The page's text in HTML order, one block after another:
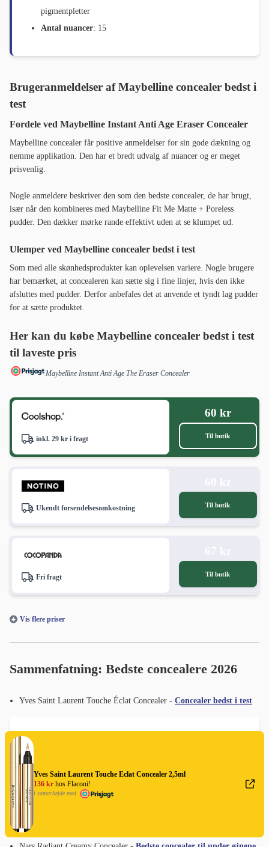
Yves Saint Laurent Touche Eclat Concealer 2,5ml
136 kr hos Flaconi!
i samarbejde med
pigmentpletter
Antal nuancer: 15
Brugeranmeldelser af Maybelline concealer bedst i
test
Fordele ved Maybelline Instant Anti Age Eraser Concealer
Maybelline concealer får positive anmeldelser for sin gode dækning og
nemme applikation. Den har et bredt udvalg af nuancer og er meget
prisvenlig.
Nogle anmeldere beskriver den som den bedste concealer, de har brugt,
især når den kombineres med Maybelline Fit Me Matte + Poreless
pudder. Den dækker mørke rande effektivt uden at se klumpet ud.
Ulemper ved Maybelline concealer bedst i test
Som med alle skønhedsprodukter kan oplevelsen variere. Nogle brugere
har bemærket, at concealeren kan sætte sig i fine linjer, hvis den ikke
afsluttes med pudder. Derfor anbefales det at anvende et tyndt lag pudder
for at sætte produktet.
Her kan du købe Maybelline concealer bedst i test
til laveste pris
Maybelline Instant Anti Age The Eraser Concealer
inkl. 29 kr i fragt
60 kr
Til butik
Ukendt forsendelsesomkostning Til butik
Fri fragt Til butik
Vis flere priser
Sammenfatning: Bedste concealere 2026
Yves Saint Laurent Touche Éclat Concealer - Concealer bedst i test
Flaconi
Prisen er inkl. fragt!
Vis flere priser